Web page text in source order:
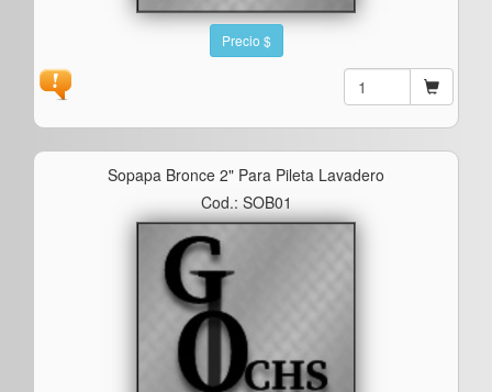
Precio $
Sopapa Bronce 2" Para Pileta Lavadero
Cod.: SOB01